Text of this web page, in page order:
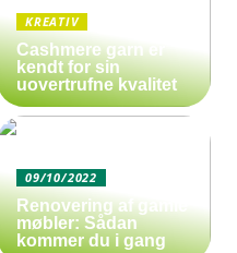
KREATIV
Cashmere garn er
kendt for sin
uovertrufne kvalitet
09/10/2022
Renovering af gamle
møbler: Sådan
kommer du i gang